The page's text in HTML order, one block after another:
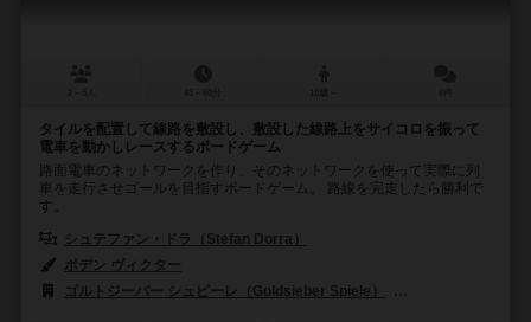
タイルを配置して線路を敷設し、敷設した線路上をサイコロを振って
電車を動かしレースするボードゲーム
路面電車のネットワークを作り、そのネットワークを使って実際に列
車を走行させゴールを目指すボードゲーム。 路線を完走したら勝利で
す。
シュテファン・ドラ（Stefan Dorra）
ボデン ヴィクター
ゴルトジーバー シュピーレ（Goldsieber Spiele）